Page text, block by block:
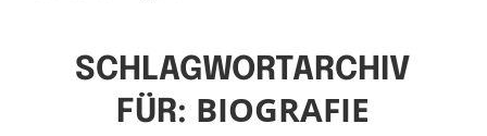
SCHLAGWORTARCHIV
FÜR: BIOGRAFIE